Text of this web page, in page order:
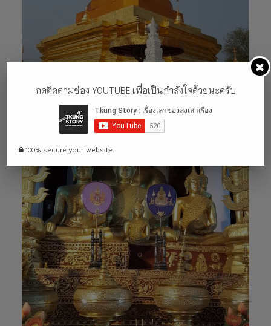
กดติดตามช่อง YOUTUBE เพื่อเป็นกำลังใจด้วยนะครับ
100% secure your website.